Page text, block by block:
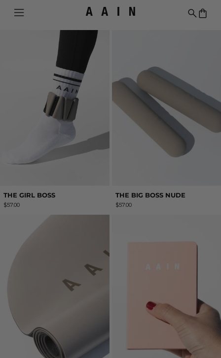
Menú Buscar
THE GIRL BOSS
THE GIRL BOSS
$57.00
THE BIG BOSS NUDE
$57.00